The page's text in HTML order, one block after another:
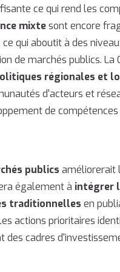
ce qui rend les
mixtesont encore
ce qui aboutit à des
de marchés publics.
régionales et
d'acteurs et
de
publics améliorerait
également à intégrer
traditionnelles en
actions prioritaires
des cadres